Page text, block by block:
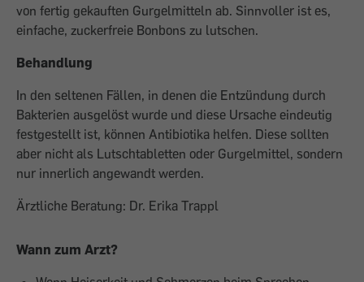
von fertig gekauften Gurgelmitteln ab. Sinnvoller ist es,
einfache, zuckerfreie Bonbons zu lutschen.
Behandlung
In den seltenen Fällen, in denen die Entzündung durch
Bakterien ausgelöst wurde und diese Ursache eindeutig
festgestellt ist, können Antibiotika helfen. Diese sollten
aber nicht als Lutschtabletten oder Gurgelmittel, sondern
nur innerlich angewandt werden.
Ärztliche Beratung: Dr. Erika Trappl
Wann zum Arzt?